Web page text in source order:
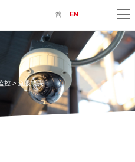
简 EN
控> 鱼眼镜头